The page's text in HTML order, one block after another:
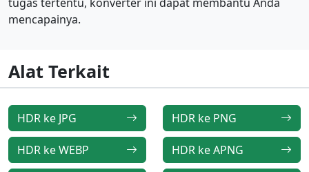
mencapainya.
Alat Terkait
HDR ke JPG HDR ke PNG
HDR ke WEBP HDR ke APNG